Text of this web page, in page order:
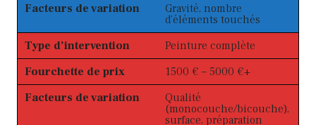
Facteurs de variation
Gravité, nombre
d’éléments touchés
Type d’intervention
Peinture complète
Fourchette de prix
1500 € – 5000 €+
Facteurs de variation
Qualité
(monocouche/bicouche),
surface, préparation